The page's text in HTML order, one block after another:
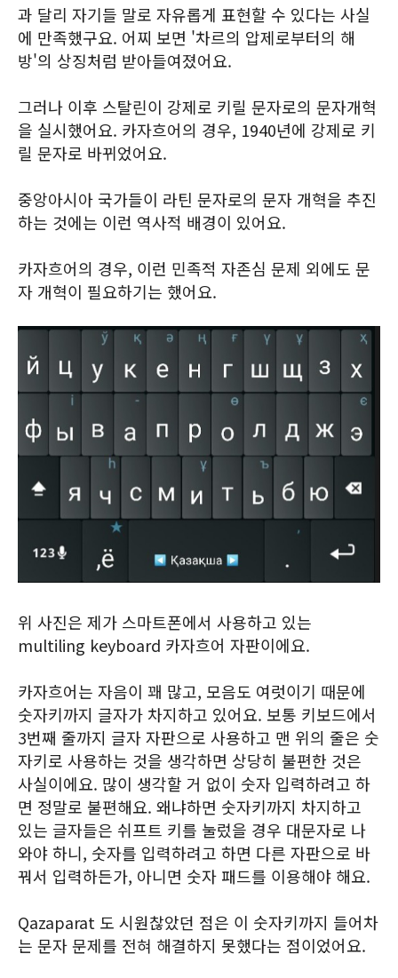
과 달리 자기들 말로 자유롭게 표현할 수 있다는 사실
에 만족했구요. 어찌 보면 '차르의 압제로부터의 해
방'의 상징처럼 받아들여졌어요.
그러나 이후 스탈린이 강제로 키릴 문자로의 문자개혁
을 실시했어요. 카자흐어의 경우, 1940년에 강제로 키
릴 문자로 바뀌었어요.
중앙아시아 국가들이 라틴 문자로의 문자 개혁을 추진
하는 것에는 이런 역사적 배경이 있어요.
카자흐어의 경우, 이런 민족적 자존심 문제 외에도 문
자 개혁이 필요하기는 했어요.
위 사진은 제가 스마트폰에서 사용하고 있는
multiling keyboard 카자흐어 자판이에요.
카자흐어는 자음이 꽤 많고, 모음도 여럿이기 때문에
숫자키까지 글자가 차지하고 있어요. 보통 키보드에서
3번째 줄까지 글자 자판으로 사용하고 맨 위의 줄은 숫
자키로 사용하는 것을 생각하면 상당히 불편한 것은
사실이에요. 많이 생각할 거 없이 숫자 입력하려고 하
면 정말로 불편해요. 왜냐하면 숫자키까지 차지하고
있는 글자들은 쉬프트 키를 눌렀을 경우 대문자로 나
와야 하니, 숫자를 입력하려고 하면 다른 자판으로 바
꿔서 입력하든가, 아니면 숫자 패드를 이용해야 해요.
Qazaparat 도 시원찮았던 점은 이 숫자키까지 들어차
는 문자 문제를 전혀 해결하지 못했다는 점이었어요.